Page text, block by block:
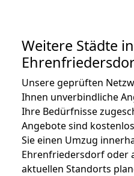
Weitere Städte in
Unsere geprüften
Ihnen unverbindliche
Ihre Bedürfnisse
Angebote sind
Sie einen Umzug
Ehrenfriedersdorf oder
aktuellen Standorts